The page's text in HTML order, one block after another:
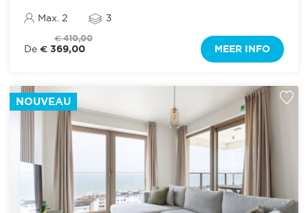
Max. 2 3
€ 410,00
De € 369,00 MEER INFO
NOUVEAU